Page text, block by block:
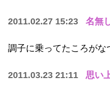
2011.02.27 15:23 名無
調子に乗ってたころがな
2011.03.23 21:11 思い